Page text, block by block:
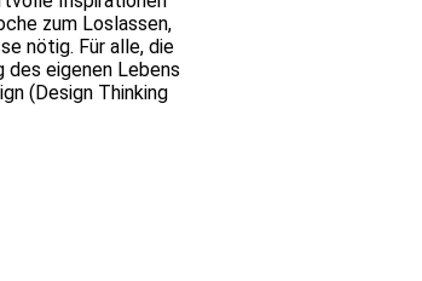
zum Loslassen,
nötig. Für alle, die
des eigenen Lebens
(Design Thinking